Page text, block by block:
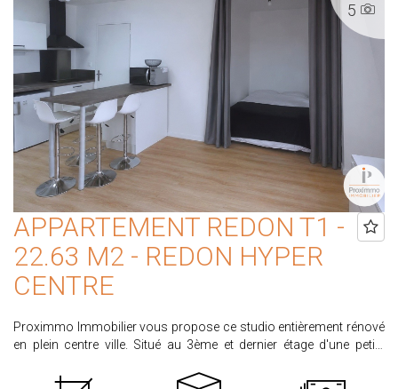
5
APPARTEMENT REDON T1 -
22.63 M2 - REDON HYPER
CENTRE
Proximmo Immobilier vous propose ce studio entièrement rénové
en plein centre ville. Situé au 3ème et dernier étage d'une petite
aménagée et équipée (plaque, hotte et petit réfrigérateur), un espace